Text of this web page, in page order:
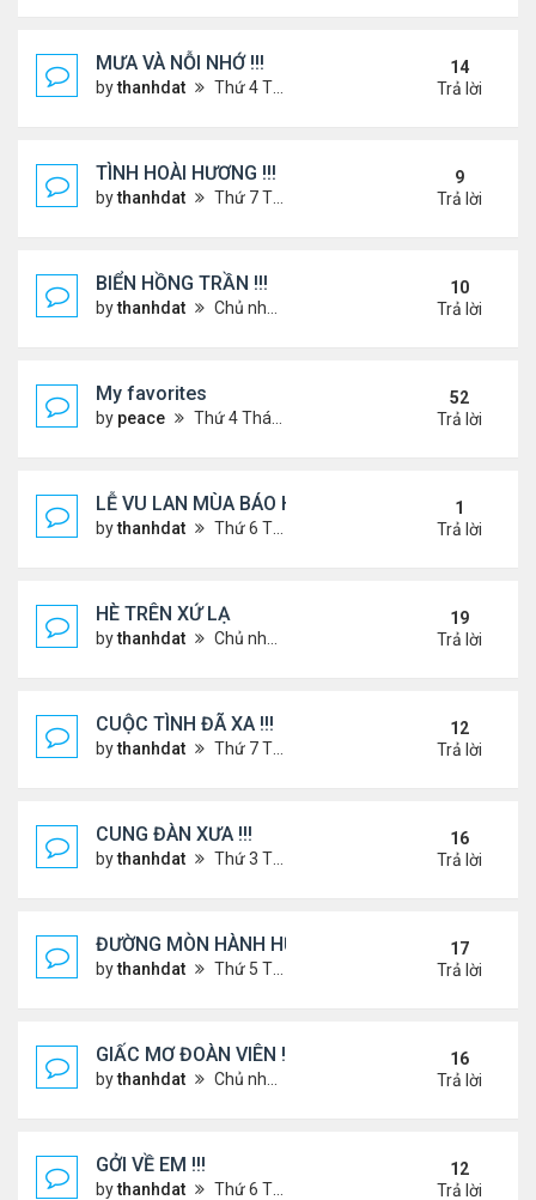
MƯA VÀ NỖI NHỚ !!!
bythanhdat Thứ 4 Tháng 7 10, 2024 8:41 am
14
Trả lời
TÌNH HOÀI HƯƠNG !!!
bythanhdat Thứ 7 Tháng 2 22, 2025 1:32 pm
9
Trả lời
BIỂN HỒNG TRẦN !!!
bythanhdat Chủ nhật Tháng 10 27, 2024 2:17 pm
10
Trả lời
My favorites
by peace Thứ 4 Tháng 9 04, 2024 12:11 pm
52
Trả lời
LỄ VU LAN MÙA BÁO HIẾU !!!
bythanhdat Thứ 6 Tháng 9 05, 2025 1:52 pm
1
Trả lời
HÈ TRÊN XỨ LẠ
bythanhdat Chủ nhật Tháng 6 30, 2024 12:19 pm
19
Trả lời
CUỘC TÌNH ĐÃ XA !!!
bythanhdat Thứ 7 Tháng 12 14, 2024 2:15 am
12
Trả lời
CUNG ĐÀN XƯA !!!
bythanhdat Thứ 3 Tháng 7 23, 2024 3:22 pm
16
Trả lời
ĐƯỜNG MÒN HÀNH HƯƠNG !!!
bythanhdat Thứ 5 Tháng 3 20, 2025 5:00 pm
17
Trả lời
GIẤC MƠ ĐOÀN VIÊN !!!
bythanhdat Chủ nhật Tháng 7 14, 2024 10:46 am
16
Trả lời
GỞI VỀ EM !!!
bythanhdat Thứ 6 Tháng 7 19, 2024 5:22 pm
12
Trả lời